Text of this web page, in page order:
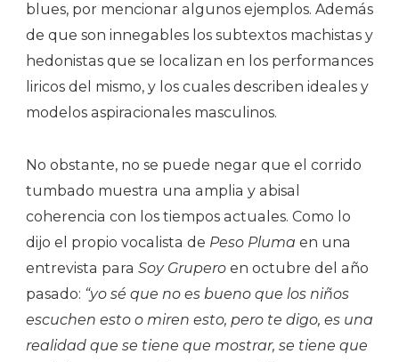
blues, por mencionar algunos ejemplos. Además
de que son innegables los subtextos machistas y
hedonistas que se localizan en los performances
liricos del mismo, y los cuales describen ideales y
modelos aspiracionales masculinos.
No obstante, no se puede negar que el corrido
tumbado muestra una amplia y abisal
coherencia con los tiempos actuales. Como lo
dijo el propio vocalista de Peso Pluma en una
entrevista para Soy Grupero en octubre del año
pasado: “yo sé que no es bueno que los niños
escuchen esto o miren esto, pero te digo, es una
realidad que se tiene que mostrar, se tiene que